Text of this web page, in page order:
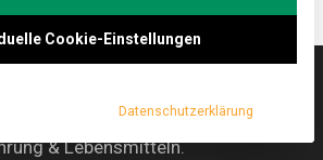
(.de) ist das Online-
& Lebensmitteln.
Cookie-Einstellungen
Datenschutzerklärung